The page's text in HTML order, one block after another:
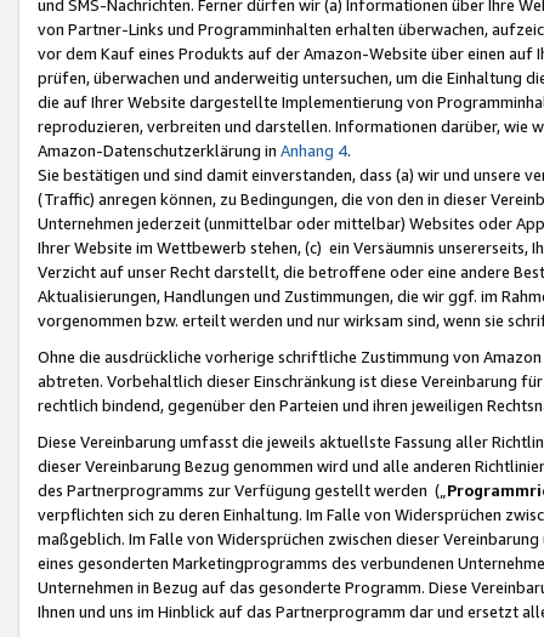
und SMS-Nachrichten. Ferner dürfen wir (a) Informationen über Ihre
von Partner-Links und Programminhalten erhalten überwachen,
vor dem Kauf eines Produkts auf der Amazon-Website über einen
prüfen, überwachen und anderweitig untersuchen, um die Einhaltung
die auf Ihrer Website dargestellte Implementierung von
reproduzieren, verbreiten und darstellen. Informationen darüber, wie
Amazon-Datenschutzerklärung in Anhang 4.
Sie bestätigen und sind damit einverstanden, dass (a) wir und
(Traffic) anregen können, zu Bedingungen, die von den in dieser
Unternehmen jederzeit (unmittelbar oder mittelbar) Websites oder
Ihrer Website im Wettbewerb stehen, (c) ein Versäumnis unsererseits,
Verzicht auf unser Recht darstellt, die betroffene oder eine andere
Aktualisierungen, Handlungen und Zustimmungen, die wir ggf. im
vorgenommen bzw. erteilt werden und nur wirksam sind, wenn sie
Ohne die ausdrückliche vorherige schriftliche Zustimmung von
abtreten. Vorbehaltlich dieser Einschränkung ist diese Vereinbarung
rechtlich bindend, gegenüber den Parteien und ihren jeweiligen
Diese Vereinbarung umfasst die jeweils aktuellste Fassung aller
dieser Vereinbarung Bezug genommen wird und alle anderen
des Partnerprogramms zur Verfügung gestellt werden („
verpflichten sich zu deren Einhaltung. Im Falle von Widersprüchen
maßgeblich. Im Falle von Widersprüchen zwischen dieser
eines gesonderten Marketingprogramms des verbundenen
Unternehmen in Bezug auf das gesonderte Programm. Diese
Ihnen und uns im Hinblick auf das Partnerprogramm dar und ersetzt